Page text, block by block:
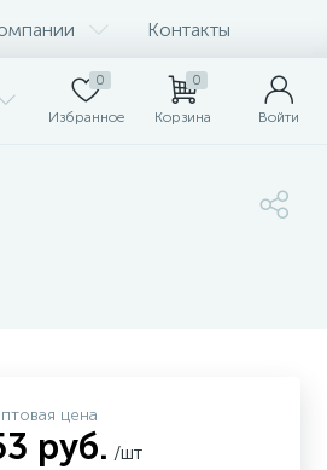
Контакты
0
Избранное
0
Корзина Войти
цена
руб. /шт